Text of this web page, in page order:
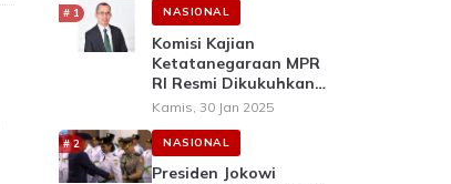
NASIONAL
Komisi Kajian
Ketatanegaraan MPR
RI Resmi Dikukuhkan,
Prof Mustari: Siap
UUD 1945
Kamis, 30 Jan 2025
NASIONAL
Presiden Jokowi